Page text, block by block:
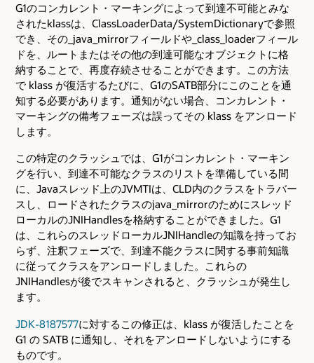
G1のコンカレント・マーキングによって到達不可能とみな
されたklassは、ClassLoaderData/SystemDictionaryで参照
でき、その_java_mirrorフィールドや_class_loaderフィール
ドを、ルートまたはその他の到達可能なオブジェクトに格
納することで、再度存続させることができます。この方法
で klass が復活するたびに、G1のSATB部分にこのことを通
知する必要があります。通知がない場合、コンカレント・
マーキングの備考フェーズは誤ってその klass をアンロード
します。
この特定のクラッシュでは、G1がコンカレント・マーキン
グを行い、到達不可能なクラスのリストを準備している間
に、Javaスレッド上のJVMTIは、CLD内のクラスをトラバー
スし、ロードされたクラスのjava_mirrorのためにスレッド
ローカルのJNIHandlesを格納することができました。G1
は、これらのスレッドローカルJNIHandleの知識を持ってお
らず、注釈フェーズで、到達不能クラスに関する事前知識
に従ってクラスをアンロードしました。これらの
JNIHandlesが後でスキャンされると、クラッシュが発生し
ます。
JDK-8187577に対するこの修正は、klass が復活したことを
G1 の SATB に通知し、それをアンロードしないようにする
ものです。